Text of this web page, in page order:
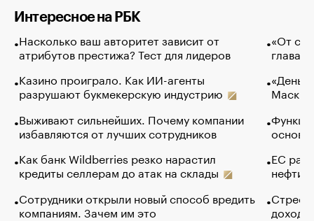
Интересное на РБК
Насколько ваш авторитет зависит от
атрибутов престижа? Тест для лидеров
Казино проиграло. Как ИИ-агенты
разрушают букмекерскую индустрию
Выживают сильнейших. Почему компании
избавляются от лучших сотрудников
Как банк Wildberries резко нарастил
кредиты селлерам до атак на склады
Сотрудники открыли новый способ вредить
компаниям. Зачем им это
«От
глава
Маск в
основ
ЕС
нефти